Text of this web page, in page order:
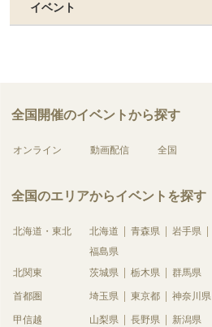
イベント
全国開催のイベントから探す
オンライン 動画配信 全国
全国のエリアからイベントを探す
北海道・東北 北海道 青森県 岩手県
福島県
北関東
茨城県 栃木県 群馬県
首都圏 埼玉県 東京都 神奈川県
甲信越 山梨県 長野県 新潟県